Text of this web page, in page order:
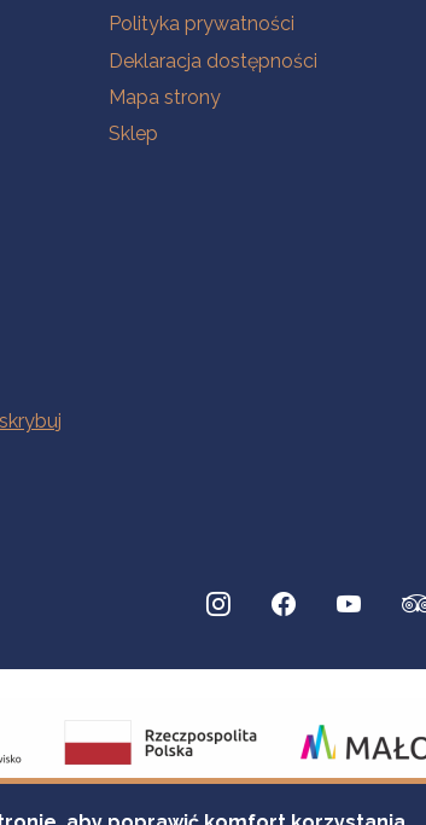
Polityka prywatności
Deklaracja dostępności
Mapa strony
Sklep